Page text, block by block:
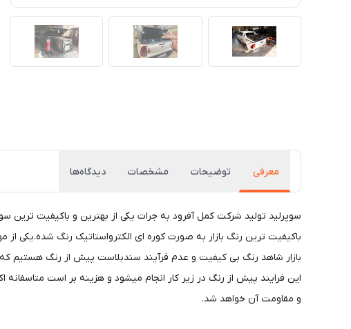
معرفی توضیحات مشخصات دیدگاه‌ها
باکیفیت ترین رنگ بازار به صورت کوره ای الکترواستاتیک رنگ
بازار شاهد رنگ بی کیفیت و عدم فرآیند سندبلاست پیش از رنگ هستیم
این فرایند پیش از رنگ در زیر کار انجام میشود و هزینه بر است
و مقاومت آن خواهد شد.